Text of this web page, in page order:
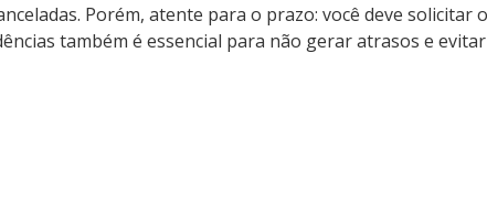
Porém, atente para o prazo: você deve solicitar
também é essencial para não gerar atrasos e